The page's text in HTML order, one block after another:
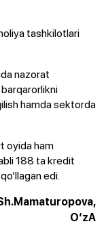
tashkilotlari
nazorat
hamda sektorda
oyida ham
188 ta kredit
edi.
O‘zA